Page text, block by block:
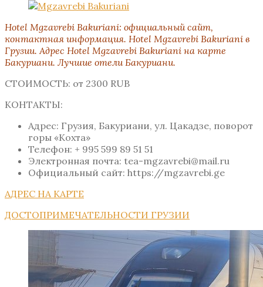
Hotel Mgzavrebi Bakuriani: официальный сайт,
контактная информация. Hotel Mgzavrebi Bakuriani в
Грузии. Адрес Hotel Mgzavrebi Bakuriani на карте
Бакуриани. Лучшие отели Бакуриани.
СТОИМОСТЬ: от 2300 RUB
КОНТАКТЫ:
Адрес: Грузия, Бакуриани, ул. Цакадзе, поворот
горы «Кохта»
Телефон: + 995 599 89 51 51
Электронная почта: tea-mgzavrebi@mail.ru
Официальный сайт: https://mgzavrebi.ge
АДРЕС НА КАРТЕ
ДОСТОПРИМЕЧАТЕЛЬНОСТИ ГРУЗИИ